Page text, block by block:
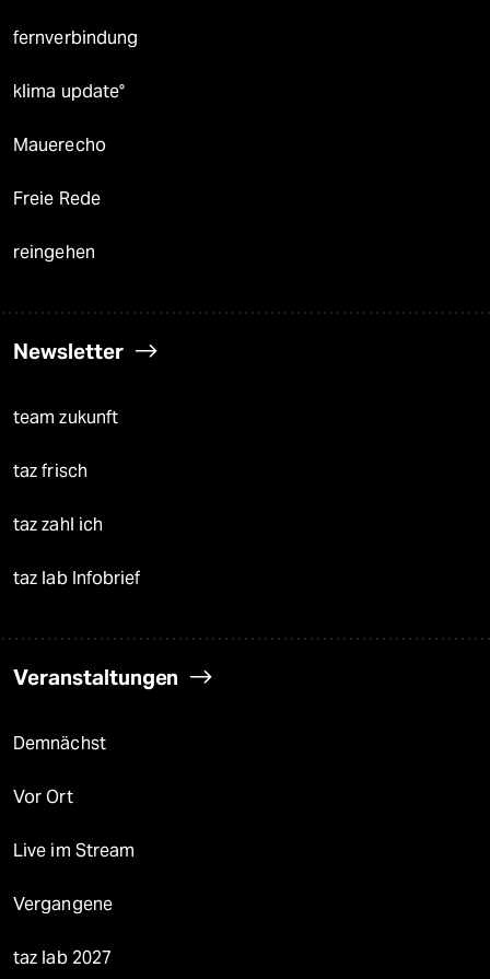
fernverbindung
klima update°
Mauerecho
Freie Rede
reingehen
Newsletter
team zukunft
taz frisch
taz zahl ich
taz lab Infobrief
Veranstaltungen
Demnächst
Vor Ort
Live im Stream
Vergangene
taz lab 2027